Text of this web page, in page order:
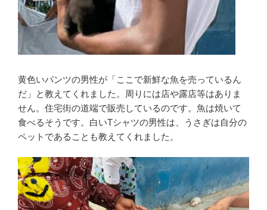
黄色いパンツの男性が「ここで新鮮な魚を売っているん
だ」と教えてくれました。周りには店や露店等はありま
せん。住宅街の道端で販売しているのです。魚は焼いて
食べるそうです。白いTシャツの男性は、うさぎは自分の
ペットであることも教えてくれました。